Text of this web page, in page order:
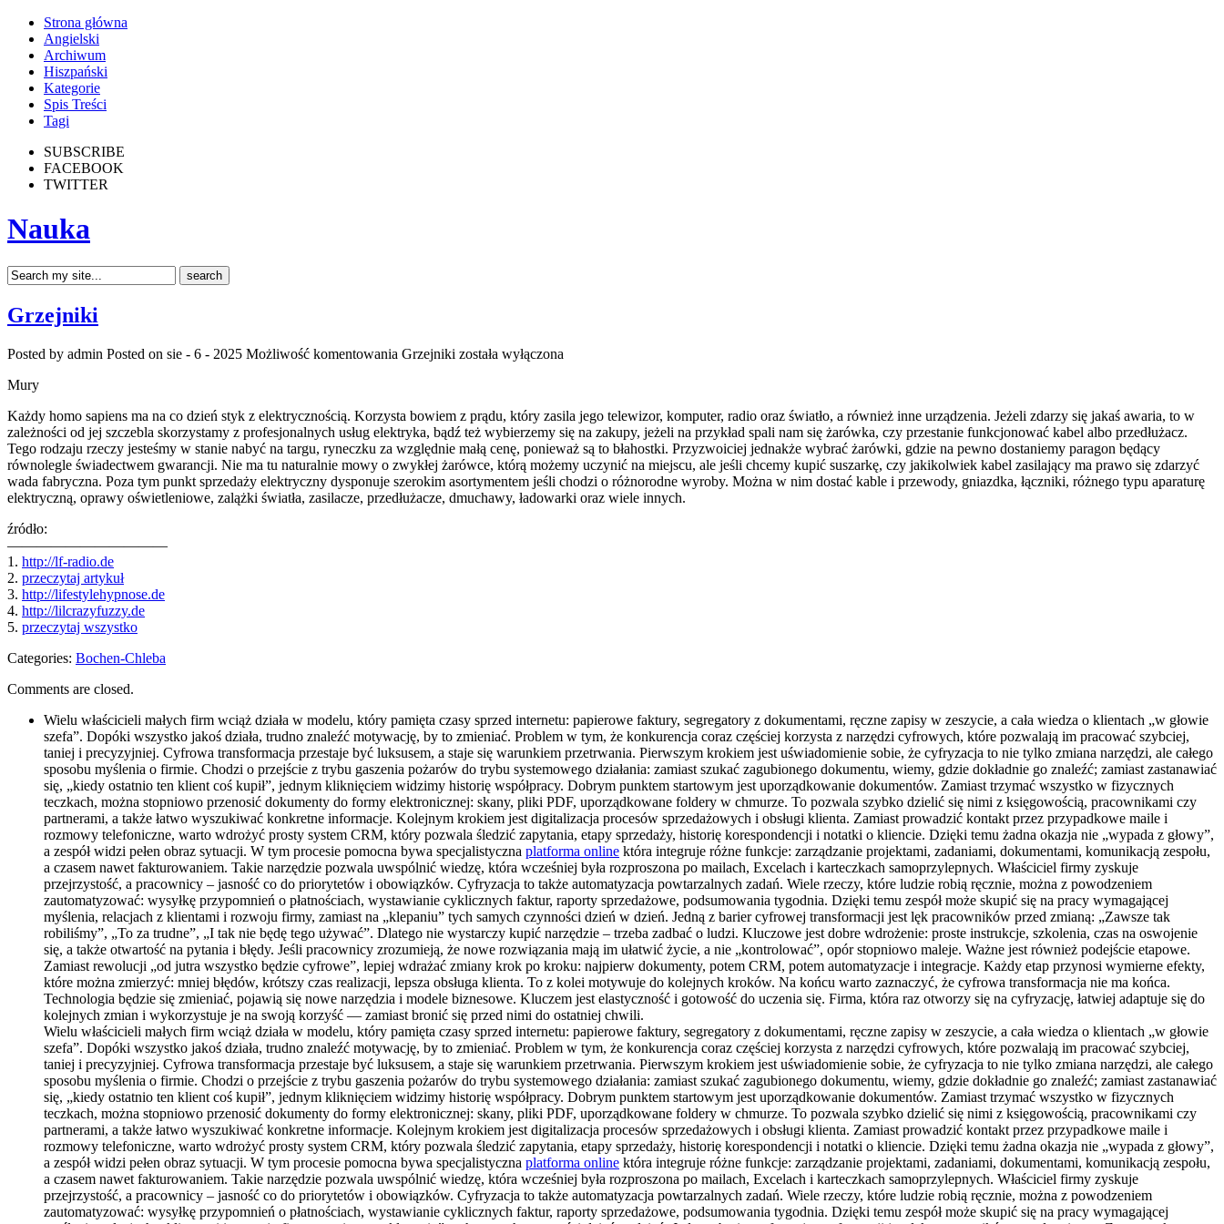
Strona główna
Angielski
Archiwum
Hiszpański
Kategorie
Spis Treści
Tagi
SUBSCRIBE
FACEBOOK
TWITTER
Nauka
Grzejniki
Posted by admin Posted on sie - 6 - 2025 Możliwość komentowania Grzejniki została wyłączona
Mury
Każdy homo sapiens ma na co dzień styk z elektrycznością. Korzysta bowiem z prądu, który zasila jego telewizor, komputer, radio oraz światło, a również inne urządzenia. Jeżeli zdarzy się jakaś awaria, to w
zależności od jej szczebla skorzystamy z profesjonalnych usług elektryka, bądź też wybierzemy się na zakupy, jeżeli na przykład spali nam się żarówka, czy przestanie funkcjonować kabel albo przedłużacz.
Tego rodzaju rzeczy jesteśmy w stanie nabyć na targu, ryneczku za względnie małą cenę, ponieważ są to błahostki. Przyzwoiciej jednakże wybrać żarówki, gdzie na pewno dostaniemy paragon będący
równolegle świadectwem gwarancji. Nie ma tu naturalnie mowy o zwykłej żarówce, którą możemy uczynić na miejscu, ale jeśli chcemy kupić suszarkę, czy jakikolwiek kabel zasilający ma prawo się zdarzyć
wada fabryczna. Poza tym punkt sprzedaży elektryczny dysponuje szerokim asortymentem jeśli chodzi o różnorodne wyroby. Można w nim dostać kable i przewody, gniazdka, łączniki, różnego typu aparaturę
elektryczną, oprawy oświetleniowe, zalążki światła, zasilacze, przedłużacze, dmuchawy, ładowarki oraz wiele innych.
źródło:
———————————
1. http://lf-radio.de
2. przeczytaj artykuł
3. http://lifestylehypnose.de
4. http://lilcrazyfuzzy.de
5. przeczytaj wszystko
Categories: Bochen-Chleba
Comments are closed.
Wielu właścicieli małych firm wciąż działa w modelu, który pamięta czasy sprzed internetu: papierowe faktury, segregatory z dokumentami, ręczne zapisy w zeszycie, a cała wiedza o klientach „w głowie
szefa”. Dopóki wszystko jakoś działa, trudno znaleźć motywację, by to zmieniać. Problem w tym, że konkurencja coraz częściej korzysta z narzędzi cyfrowych, które pozwalają im pracować szybciej,
taniej i precyzyjniej. Cyfrowa transformacja przestaje być luksusem, a staje się warunkiem przetrwania. Pierwszym krokiem jest uświadomienie sobie, że cyfryzacja to nie tylko zmiana narzędzi, ale całego
sposobu myślenia o firmie. Chodzi o przejście z trybu gaszenia pożarów do trybu systemowego działania: zamiast szukać zagubionego dokumentu, wiemy, gdzie dokładnie go znaleźć; zamiast zastanawiać
się, „kiedy ostatnio ten klient coś kupił”, jednym kliknięciem widzimy historię współpracy. Dobrym punktem startowym jest uporządkowanie dokumentów. Zamiast trzymać wszystko w fizycznych
teczkach, można stopniowo przenosić dokumenty do formy elektronicznej: skany, pliki PDF, uporządkowane foldery w chmurze. To pozwala szybko dzielić się nimi z księgowością, pracownikami czy
partnerami, a także łatwo wyszukiwać konkretne informacje. Kolejnym krokiem jest digitalizacja procesów sprzedażowych i obsługi klienta. Zamiast prowadzić kontakt przez przypadkowe maile i
rozmowy telefoniczne, warto wdrożyć prosty system CRM, który pozwala śledzić zapytania, etapy sprzedaży, historię korespondencji i notatki o kliencie. Dzięki temu żadna okazja nie „wypada z głowy”,
a zespół widzi pełen obraz sytuacji. W tym procesie pomocna bywa specjalistyczna platforma online która integruje różne funkcje: zarządzanie projektami, zadaniami, dokumentami, komunikacją zespołu,
a czasem nawet fakturowaniem. Takie narzędzie pozwala uwspólnić wiedzę, która wcześniej była rozproszona po mailach, Excelach i karteczkach samoprzylepnych. Właściciel firmy zyskuje
przejrzystość, a pracownicy – jasność co do priorytetów i obowiązków. Cyfryzacja to także automatyzacja powtarzalnych zadań. Wiele rzeczy, które ludzie robią ręcznie, można z powodzeniem
zautomatyzować: wysyłkę przypomnień o płatnościach, wystawianie cyklicznych faktur, raporty sprzedażowe, podsumowania tygodnia. Dzięki temu zespół może skupić się na pracy wymagającej
myślenia, relacjach z klientami i rozwoju firmy, zamiast na „klepaniu” tych samych czynności dzień w dzień. Jedną z barier cyfrowej transformacji jest lęk pracowników przed zmianą: „Zawsze tak
robiliśmy”, „To za trudne”, „I tak nie będę tego używać”. Dlatego nie wystarczy kupić narzędzie – trzeba zadbać o ludzi. Kluczowe jest dobre wdrożenie: proste instrukcje, szkolenia, czas na oswojenie
się, a także otwartość na pytania i błędy. Jeśli pracownicy zrozumieją, że nowe rozwiązania mają im ułatwić życie, a nie „kontrolować”, opór stopniowo maleje. Ważne jest również podejście etapowe.
Zamiast rewolucji „od jutra wszystko będzie cyfrowe”, lepiej wdrażać zmiany krok po kroku: najpierw dokumenty, potem CRM, potem automatyzacje i integracje. Każdy etap przynosi wymierne efekty,
które można zmierzyć: mniej błędów, krótszy czas realizacji, lepsza obsługa klienta. To z kolei motywuje do kolejnych kroków. Na końcu warto zaznaczyć, że cyfrowa transformacja nie ma końca.
Technologia będzie się zmieniać, pojawią się nowe narzędzia i modele biznesowe. Kluczem jest elastyczność i gotowość do uczenia się. Firma, która raz otworzy się na cyfryzację, łatwiej adaptuje się do
kolejnych zmian i wykorzystuje je na swoją korzyść — zamiast bronić się przed nimi do ostatniej chwili.
Wielu właścicieli małych firm wciąż działa w modelu, który pamięta czasy sprzed internetu: papierowe faktury, segregatory z dokumentami, ręczne zapisy w zeszycie, a cała wiedza o klientach „w głowie
szefa”. Dopóki wszystko jakoś działa, trudno znaleźć motywację, by to zmieniać. Problem w tym, że konkurencja coraz częściej korzysta z narzędzi cyfrowych, które pozwalają im pracować szybciej,
taniej i precyzyjniej. Cyfrowa transformacja przestaje być luksusem, a staje się warunkiem przetrwania. Pierwszym krokiem jest uświadomienie sobie, że cyfryzacja to nie tylko zmiana narzędzi, ale całego
sposobu myślenia o firmie. Chodzi o przejście z trybu gaszenia pożarów do trybu systemowego działania: zamiast szukać zagubionego dokumentu, wiemy, gdzie dokładnie go znaleźć; zamiast zastanawiać
się, „kiedy ostatnio ten klient coś kupił”, jednym kliknięciem widzimy historię współpracy. Dobrym punktem startowym jest uporządkowanie dokumentów. Zamiast trzymać wszystko w fizycznych
teczkach, można stopniowo przenosić dokumenty do formy elektronicznej: skany, pliki PDF, uporządkowane foldery w chmurze. To pozwala szybko dzielić się nimi z księgowością, pracownikami czy
partnerami, a także łatwo wyszukiwać konkretne informacje. Kolejnym krokiem jest digitalizacja procesów sprzedażowych i obsługi klienta. Zamiast prowadzić kontakt przez przypadkowe maile i
rozmowy telefoniczne, warto wdrożyć prosty system CRM, który pozwala śledzić zapytania, etapy sprzedaży, historię korespondencji i notatki o kliencie. Dzięki temu żadna okazja nie „wypada z głowy”,
a zespół widzi pełen obraz sytuacji. W tym procesie pomocna bywa specjalistyczna platforma online która integruje różne funkcje: zarządzanie projektami, zadaniami, dokumentami, komunikacją zespołu,
a czasem nawet fakturowaniem. Takie narzędzie pozwala uwspólnić wiedzę, która wcześniej była rozproszona po mailach, Excelach i karteczkach samoprzylepnych. Właściciel firmy zyskuje
przejrzystość, a pracownicy – jasność co do priorytetów i obowiązków. Cyfryzacja to także automatyzacja powtarzalnych zadań. Wiele rzeczy, które ludzie robią ręcznie, można z powodzeniem
zautomatyzować: wysyłkę przypomnień o płatnościach, wystawianie cyklicznych faktur, raporty sprzedażowe, podsumowania tygodnia. Dzięki temu zespół może skupić się na pracy wymagającej